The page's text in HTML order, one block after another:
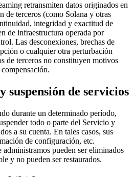
retransmiten datos originados en
de terceros (como Solana y otras
integridad y exactitud de
de infraestructura operada por
Las desconexiones, brechas de
o cualquier otra perturbación
de terceros no constituyen motivos
suspensión de servicios
durante un determinado período,
todo o parte del Servicio y
a su cuenta. En tales casos, sus
de configuración, etc.
administramos pueden ser eliminados
y no pueden ser restaurados.